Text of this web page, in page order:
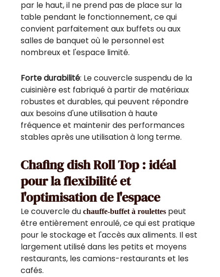
par le haut, il ne prend pas de place sur la
table pendant le fonctionnement, ce qui
convient parfaitement aux buffets ou aux
salles de banquet où le personnel est
nombreux et l'espace limité.
Forte durabilité: Le couvercle suspendu de la
cuisinière est fabriqué à partir de matériaux
robustes et durables, qui peuvent répondre
aux besoins d'une utilisation à haute
fréquence et maintenir des performances
stables après une utilisation à long terme.
Chafing dish Roll Top : idéal
pour la flexibilité et
l'optimisation de l'espace
Le couvercle du chauffe-buffet à roulettes peut
être entièrement enroulé, ce qui est pratique
pour le stockage et l'accès aux aliments. Il est
largement utilisé dans les petits et moyens
restaurants, les camions-restaurants et les
cafés.